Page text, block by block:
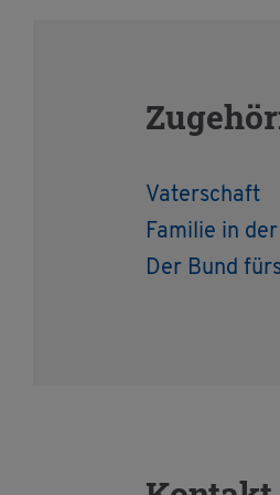
Va­ter­schaft
Fa­mi­lie in
Der Bund